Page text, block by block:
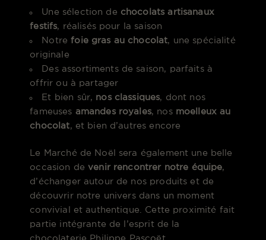
Une sélection de chocolats artisanaux
festifs, réalisés pour la saison
Notrefoie gras au chocolat, une spécialité
originale
Des assortiments de saison, parfaits à
offrir ou à partager
Et bien sûr, nos classiques, dont nos
fameuses amandes royales, nos moelleux au
chocolat, et bien d’autres encore
Le Marché de Noël sera également une belle
occasion devenir rencontrer notre équipe,
d’échanger autour de nos produits et de
découvrir notre univers dans un moment
convivial et authentique. Cette proximité fait
partie intégrante de l’esprit de la